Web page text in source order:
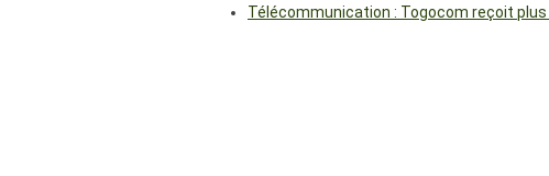
Télécommunication : Togocom reçoit plus